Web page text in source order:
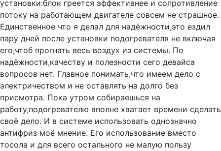
установки:блок греется эффективнее и сопротивление
потоку на работающем двигателе совсем не страшное.
Единственное что я делал для надёжности,это ездил
пару дней после установки подогревателя не включая
его,чтоб прогнать весь воздух из системы. По
надёжности,качеству и полезности сего девайса
вопросов нет. Главное понимать,что имеем дело с
электричеством и не оставлять на долго без
присмотра. Пока утром собираешься на
работу,подогревателю вполне хватает времени сделать
своё дело. И в системе использовать однозначно
антифриз моё мнение. Его использование вместо
тосола и для всего остального не малую пользу